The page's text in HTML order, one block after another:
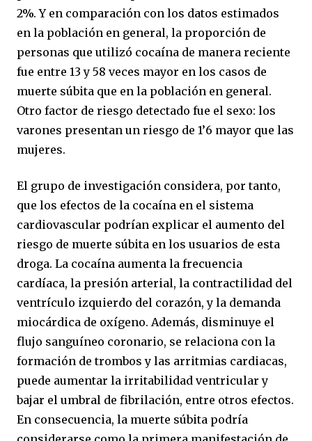
2%. Y en comparación con los datos estimados
en la población en general, la proporción de
personas que utilizó cocaína de manera reciente
fue entre 13 y 58 veces mayor en los casos de
muerte súbita que en la población en general.
Otro factor de riesgo detectado fue el sexo: los
varones presentan un riesgo de 1’6 mayor que las
mujeres.
El grupo de investigación considera, por tanto,
que los efectos de la cocaína en el sistema
cardiovascular podrían explicar el aumento del
riesgo de muerte súbita en los usuarios de esta
droga. La cocaína aumenta la frecuencia
cardíaca, la presión arterial, la contractilidad del
ventrículo izquierdo del corazón, y la demanda
miocárdica de oxígeno. Además, disminuye el
flujo sanguíneo coronario, se relaciona con la
formación de trombos y las arritmias cardiacas,
puede aumentar la irritabilidad ventricular y
bajar el umbral de fibrilación, entre otros efectos.
En consecuencia, la muerte súbita podría